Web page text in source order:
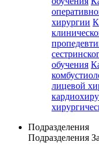
хирургии
обучения
лицевой
Подразделения
Подразделения